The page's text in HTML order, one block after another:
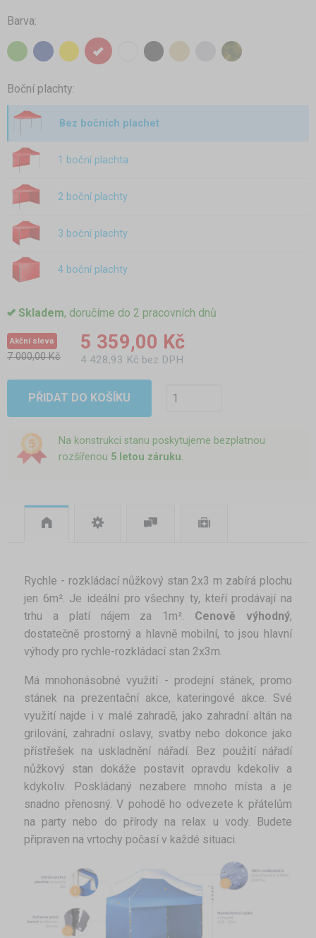
Barva:
Boční plachty:
Bez bočních plachet
1 boční plachta
2 boční plachty
3 boční plachty
4 boční plachty
Skladem, doručíme do 2 pracovních dnů
Akční sleva
7 000,00 Kč
5 359,00 Kč
4 428,93 Kč bez DPH
PŘIDAT DO KOŠÍKU
Na konstrukci stanu poskytujeme bezplatnou
rozšířenou 5 letou záruku.
Rychle - rozkládací nůžkový stan 2x3 m zabírá plochu
jen 6m². Je ideální pro všechny ty, kteří prodávají na
trhu a platí nájem za 1m². Cenově výhodný,
dostatečně prostorný a hlavně mobilní, to jsou hlavní
výhody pro rychle-rozkládací stan 2x3m.
Má mnohonásobné využití - prodejní stánek, promo
stánek na prezentační akce, kateringové akce. Své
využití najde i v malé zahradě, jako zahradní altán na
grilování, zahradní oslavy, svatby nebo dokonce jako
přístřešek na uskladnění nářadí. Bez použití nářadí
nůžkový stan dokáže postavit opravdu kdekoliv a
kdykoliv. Poskládaný nezabere mnoho místa a je
snadno přenosný. V pohodě ho odvezete k přátelům
na party nebo do přírody na relax u vody. Budete
připraven na vrtochy počasí v každé situaci.